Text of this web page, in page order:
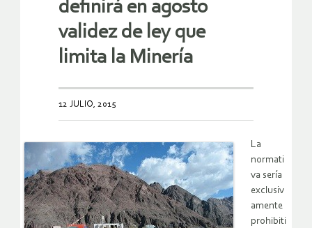
definirá en agosto
validez de ley que
limita la Minería
12 JULIO, 2015
La
normati
va sería
exclusiv
amente
prohibiti